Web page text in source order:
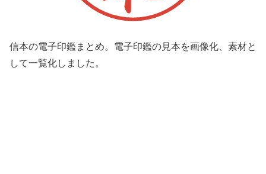
信本の電子印鑑まとめ。電子印鑑の見本を画像化、素材と
して一覧化しました。